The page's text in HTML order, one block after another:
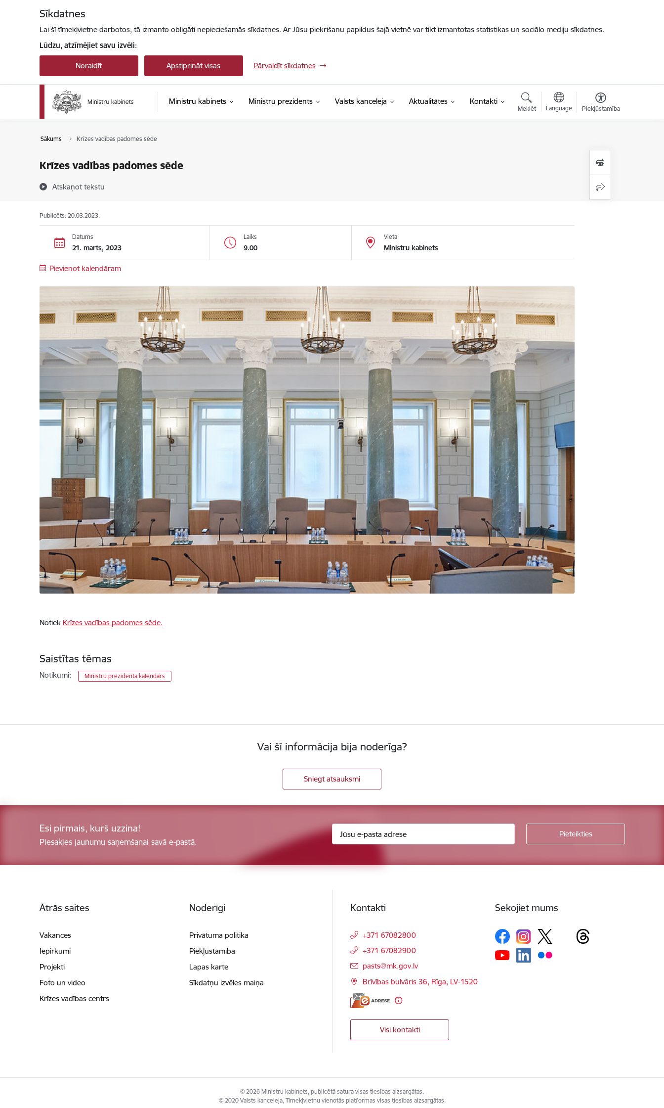
Sīkdatnes
Lai šī tīmekļvietne darbotos, tā izmanto obligāti nepieciešamās sīkdatnes. Ar Jūsu piekrišanu papildus šajā vietnē var tikt izmantotas statistikas un sociālo mediju sīkdatnes.
Lūdzu, atzīmējiet savu izvēli:
Noraidīt Apstiprināt visas Pārvaldīt sīkdatnes
Ministru kabinets Ministru prezidents Valsts kanceleja Aktualitātes Kontakti
Meklēt Language Piekļūstamība
Sākums Krīzes vadības padomes sēde
Krīzes vadības padomes sēde
Atskaņot tekstu
Publicēts: 20.03.2023.
Datums
21. marts, 2023
Laiks
9.00
Vieta
Ministru kabinets
Pievienot kalendāram
Notiek Krīzes vadības padomes sēde.
Saistītas tēmas
Notikumi: Ministru prezidenta kalendārs
Vai šī informācija bija noderīga?
Sniegt atsauksmi
Esi pirmais, kurš uzzina!
Piesakies jaunumu saņemšanai savā e-pastā.
Ātrās saites
Vakances
Iepirkumi
Projekti
Foto un video
Krīzes vadības centrs
Noderīgi
Privātuma politika
Piekļūstamība
Lapas karte
Sīkdatņu izvēles maiņa
Kontakti
+371 67082800
+371 67082900
E-pasts:
pasts@mk.gov.lv
Brīvības bulvāris 36, Rīga, LV-1520
Visi kontakti
Sekojiet mums
© 2026 Ministru kabinets, publicētā satura visas tiesības aizsargātas.
© 2020 Valsts kanceleja, Tīmekļvietņu vienotās platformas visas tiesības aizsargātas.